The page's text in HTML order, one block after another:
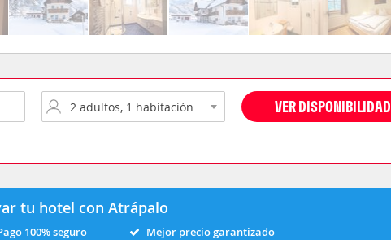
VER DISPONIBILIDAD
tu hotel con Atrápalo
100% seguro Mejor precio garantizado